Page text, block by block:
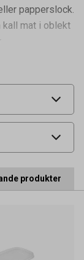
papperslock.
kall mat i oblekt
68010104
48102100
produkter